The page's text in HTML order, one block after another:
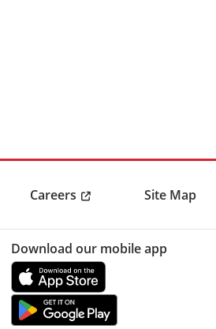
Careers Site Map
Download our mobile app